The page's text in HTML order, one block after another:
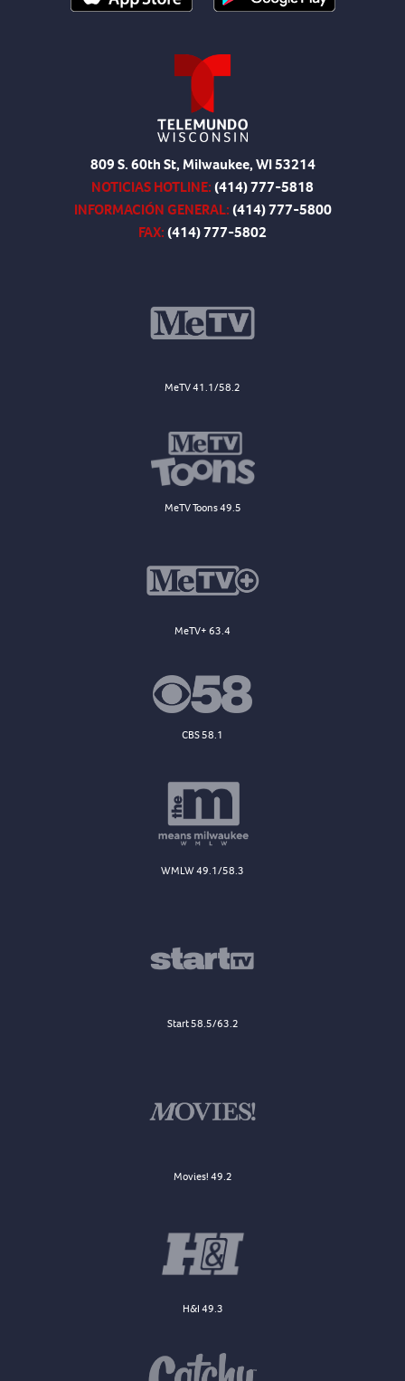
809 S. 60th St, Milwaukee, WI 53214
NOTICIAS HOTLINE:(414) 777-5818
INFORMACIÓN GENERAL:(414) 777-5800
FAX:(414) 777-5802
MeTV 41.1/58.2
MeTV Toons 49.5
MeTV+ 63.4
CBS 58.1
WMLW 49.1/58.3
Start 58.5/63.2
Movies! 49.2
H&I 49.3